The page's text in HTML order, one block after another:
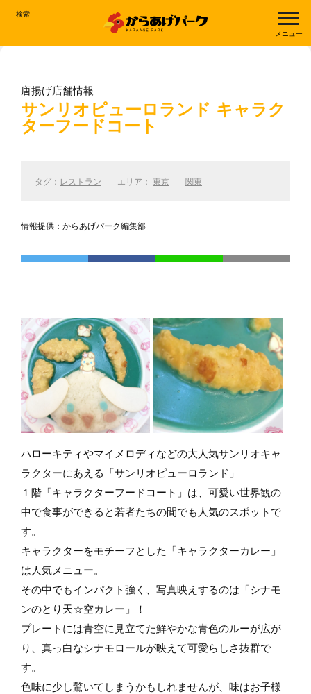
検索
メニュー
唐揚げ店舗情報
サンリオピューロランド キャラク
ターフードコート
タグ： レストラン エリア： 東京 関東
情報提供：からあげパーク編集部
ハローキティやマイメロディなどの大人気サンリオキャ
ラクターにあえる「サンリオピューロランド」
１階「キャラクターフードコート」は、可愛い世界観の
中で食事ができると若者たちの間でも人気のスポットで
す。
キャラクターをモチーフとした「キャラクターカレー」
は人気メニュー。
その中でもインパクト強く、写真映えするのは「シナモ
ンのとり天☆空カレー」！
プレートには青空に見立てた鮮やかな青色のルーが広が
り、真っ白なシナモロールが映えて可愛らしさ抜群で
す。
色味に少し驚いてしまうかもしれませんが、味はお子様